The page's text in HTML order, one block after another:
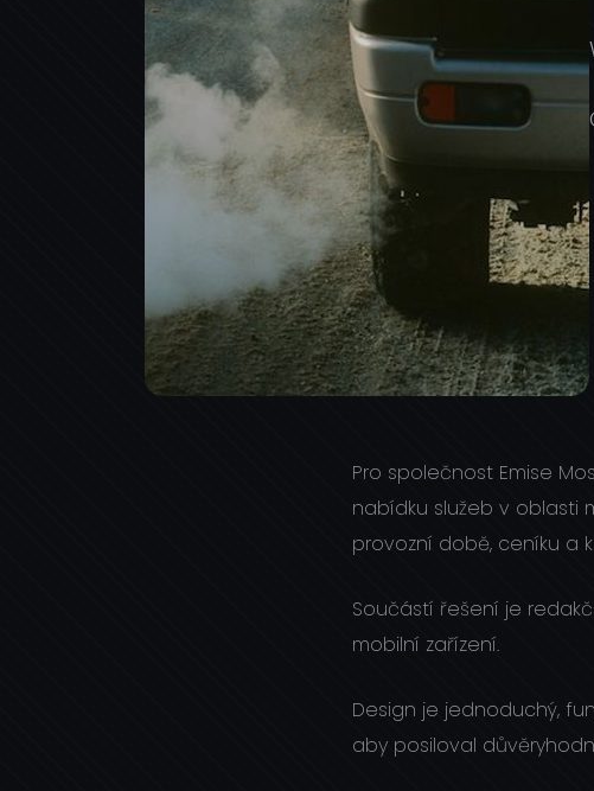
Pro společnost Emise
nabídku služeb v oblasti
provozní době, ceníku a
Součástí řešení je
mobilní zařízení.
Design je jednoduchý,
aby posiloval